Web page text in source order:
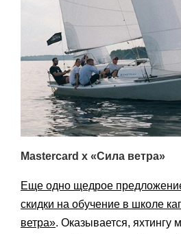
Mastercard x «Сила ветра»
Еще одно щедрое
скидки на обучение в школе
ветра». Оказывается, яхтингу